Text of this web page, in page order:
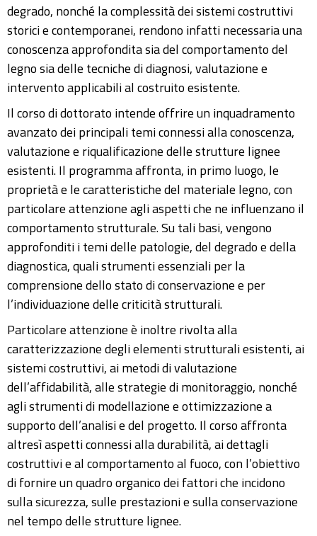
degrado, nonché la complessità dei sistemi costruttivi
storici e contemporanei, rendono infatti necessaria una
conoscenza approfondita sia del comportamento del
legno sia delle tecniche di diagnosi, valutazione e
intervento applicabili al costruito esistente.
Il corso di dottorato intende offrire un inquadramento
avanzato dei principali temi connessi alla conoscenza,
valutazione e riqualificazione delle strutture lignee
esistenti. Il programma affronta, in primo luogo, le
proprietà e le caratteristiche del materiale legno, con
particolare attenzione agli aspetti che ne influenzano il
comportamento strutturale. Su tali basi, vengono
approfonditi i temi delle patologie, del degrado e della
diagnostica, quali strumenti essenziali per la
comprensione dello stato di conservazione e per
l’individuazione delle criticità strutturali.
Particolare attenzione è inoltre rivolta alla
caratterizzazione degli elementi strutturali esistenti, ai
sistemi costruttivi, ai metodi di valutazione
dell’affidabilità, alle strategie di monitoraggio, nonché
agli strumenti di modellazione e ottimizzazione a
supporto dell’analisi e del progetto. Il corso affronta
altresì aspetti connessi alla durabilità, ai dettagli
costruttivi e al comportamento al fuoco, con l’obiettivo
di fornire un quadro organico dei fattori che incidono
sulla sicurezza, sulle prestazioni e sulla conservazione
nel tempo delle strutture lignee.